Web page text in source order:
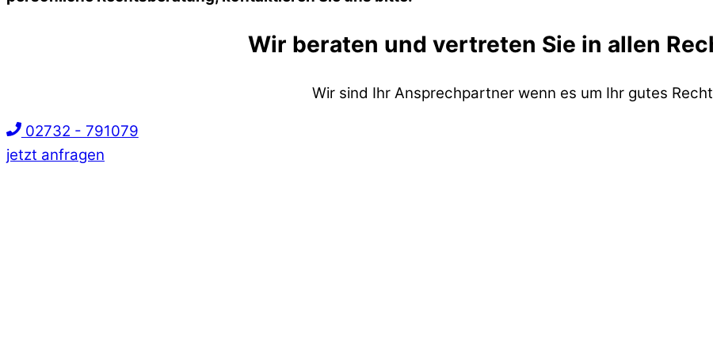
Wir beraten und vertreten Sie in allen
Wir sind Ihr Ansprechpartner wenn es um Ihr gutes
02732 - 791079
jetzt anfragen